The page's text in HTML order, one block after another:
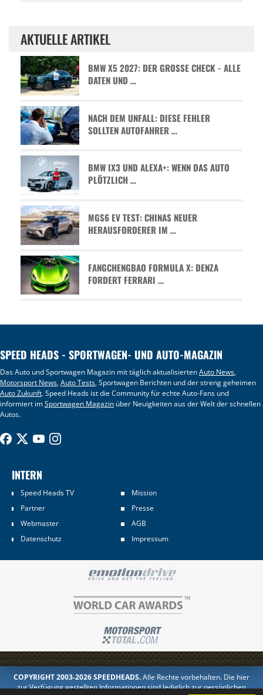
AKTUELLE ARTIKEL
BMW X5 2027: DER GROSSE CHECK - ALLE D
ATEN UND …
NACH DEM UNFALL: DIESE FEHLER
SOLLTEN AUTOFAHRER …
BMW IX3 UND ALEXA+: WENN DAS AUTO
PLÖTZLICH …
MGS6 EV TEST: CHINAS NEUER
HERAUSFORDERER IM …
FANGCHENGBAO FORMULA X: DENZA
FORDERT FERRARI …
SPEED HEADS - SPORTWAGEN- UND AUTO-MAGAZIN
Das Auto und Sportwagen Magazin mit täglich aktualisiertenAuto News,
Motorsport News,Auto Tests, Sportwagen Berichten und der streng geheimen
Auto Zukunft. Speed Heads ist die Community für echte Auto-Fans und
informiert imSportwagen Magazin über Neuigkeiten aus der Welt der schnellen
Autos.
INTERN
Speed Heads TV
Mission
Partner
Presse
Webmaster
AGB
Datenschutz
Impressum
COPYRIGHT 2003-2026 SPEEDHEADS.Alle Rechte vorbehalten. Die hier
zur Verfügung gestellten Informationen sind lediglich zur persönlichen